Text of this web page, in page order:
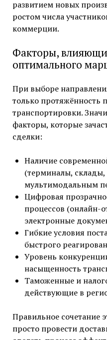
развитием новых
ростом числа
коммерции.
Факторы,
оптимального
При выборе
только протяжённость
транспортировки.
факторы, которые
сделки:
Наличие
(терминалы, склады,
мультимодальным
Цифровая
процессов (онлайн-
электронные
Гибкие условия
быстрого
Уровень
насыщенность
Таможенные и
действующие в
Правильное сочетание
просто провести